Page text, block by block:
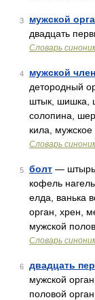
3 мужской
двадцать
Словарь
4 мужской член
детородный
штык, шишка,
солопина,
кила, мужское
Словарь
5 болт —
кофель
елда, ванька
орган, хрен,
мужской
Словарь
6 двадцать
мужской
половой